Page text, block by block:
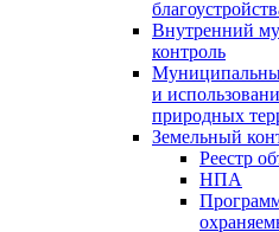
Внутренний
контроль
и
природных
Земельный
Реестр
НПА